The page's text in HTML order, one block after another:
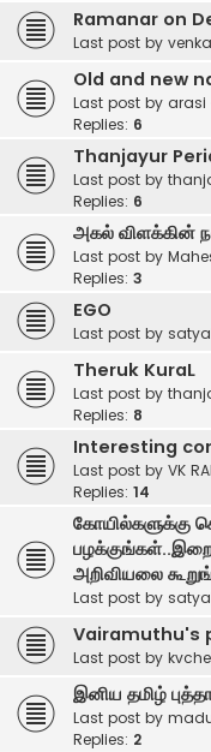
Ramanar on
Last post by
Old and new
Last post by arasi
Replies: 6
Thanjayur
Last post by
Replies: 6
அகல் விளக்கின்
Last post by
Replies: 3
EGO
Last post by
Theruk KuraL
Last post by
Replies: 8
Interesting
Last post by VK
Replies: 14
கோயில்களுக்கு
அறிவியலை
Last post by
Vairamuthu's
Last post by
இனிய தமிழ்
Last post by
Replies: 2